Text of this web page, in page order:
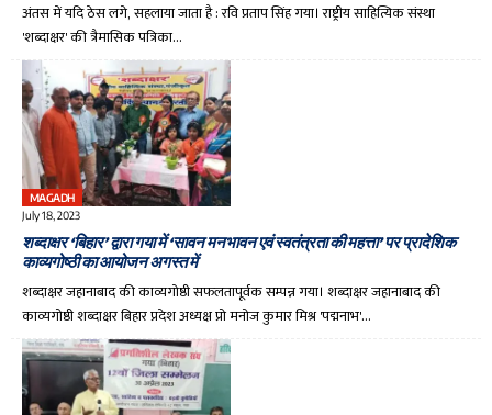
अंतस में यदि ठेस लगे, सहलाया जाता है : रवि प्रताप सिंह गया। राष्ट्रीय साहित्यिक संस्था
'शब्दाक्षर' की त्रैमासिक पत्रिका…
MAGADH
July 18, 2023
शब्दाक्षर ‘बिहार’ द्वारा गया में ‘सावन मनभावन एवं स्वतंत्रता की महत्ता’ पर प्रादेशिक
काव्यगोष्ठी का आयोजन अगस्त में
शब्दाक्षर जहानाबाद की काव्यगोष्ठी सफलतापूर्वक सम्पन्न गया। शब्दाक्षर जहानाबाद की
काव्यगोष्ठी शब्दाक्षर बिहार प्रदेश अध्यक्ष प्रो मनोज कुमार मिश्र 'पद्मनाभ'…